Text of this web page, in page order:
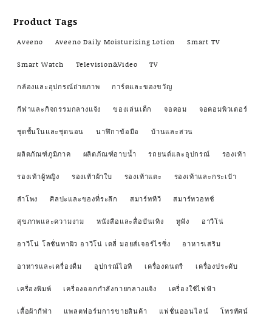
Product Tags
Aveeno Aveeno Daily Moisturizing Lotion Smart TV
Smart Watch Television&Video TV
กล้องและอุปกรณ์ถ่ายภาพ การ์ดและของขวัญ
กีฬาและกิจกรรมกลางแจ้ง ของเล่นเด็ก จอคอม จอคอมพิวเตอร์
ชุดชั้นในและชุดนอน นาฬิกาข้อมือ บ้านและสวน
ผลิตภัณฑ์ภูมิภาค ผลิตภัณฑ์อาบน้ำ รถยนต์และอุปกรณ์ รองเท้า
รองเท้าผู้หญิง รองเท้าผ้าใบ รองเท้าแตะ รองเท้าและกระเป๋า
ลำโพง ศิลปะและของที่ระลึก สมาร์ททีวี สมาร์ทวอทช์
สุขภาพและความงาม หนังสือและสื่อบันเทิง หูฟัง อาวีโน่
อาวีโน่ โลชั่นทาผิว อาวีโน่ เดลี่ มอยส์เจอร์ไรซิ่ง อาหารเสริม
อาหารและเครื่องดื่ม อุปกรณ์ไอที เครื่องดนตรี เครื่องประดับ
เครื่องพิมพ์ เครื่องออกกำลังกายกลางแจ้ง เครื่องใช้ไฟฟ้า
เสื้อผ้ากีฬา แพลตฟอร์มการขายสินค้า แฟชั่นออนไลน์ โทรทัศน์